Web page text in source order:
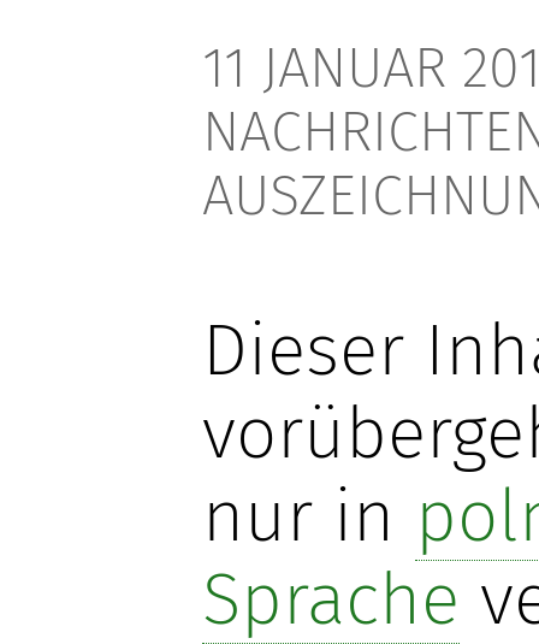
11 JANUAR
Dieser
nur in
Sprache